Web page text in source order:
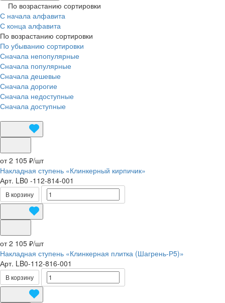
По возрастанию сортировки
С начала алфавита
С конца алфавита
По возрастанию сортировки
По убыванию сортировки
Сначала непопулярные
Сначала популярные
Сначала дешевые
Сначала дорогие
Сначала недоступные
Сначала доступные
от 2 105 ₽/шт
Накладная ступень «Клинкерный кирпичик»
Арт. LB0 -112-814-001
В корзину
от 2 105 ₽/шт
Накладная ступень «Клинкерная плитка (Шагрень-Р5)»
Арт. LB0-112-816-001
В корзину